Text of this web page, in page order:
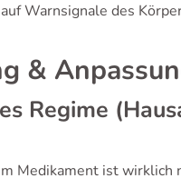
Warnsignale des
&
Regime
Medikament ist wirklich